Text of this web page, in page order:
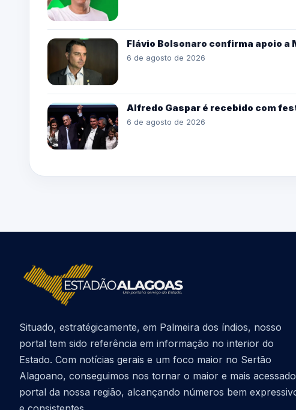
Flávio Bolsonaro confirma apoio a
6 de agosto de 2026
Alfredo Gaspar é recebido com
6 de agosto de 2026
Situado, estratégicamente, em Palmeira dos índios, nosso
portal tem sido referência em informação no interior do
Estado. Com notícias gerais e um foco maior no Sertão
Alagoano, conseguimos nos tornar o maior e mais acessado
portal da nossa região, alcançando números bem